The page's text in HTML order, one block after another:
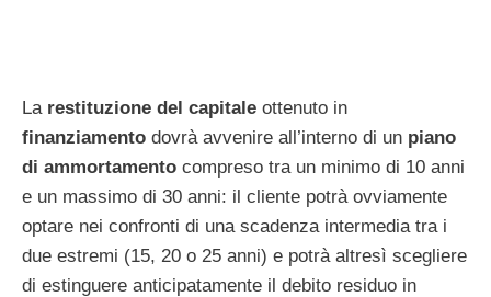
La restituzione del capitale ottenuto in
finanziamento dovrà avvenire all’interno di un piano
di ammortamento compreso tra un minimo di 10 anni
e un massimo di 30 anni: il cliente potrà ovviamente
optare nei confronti di una scadenza intermedia tra i
due estremi (15, 20 o 25 anni) e potrà altresì scegliere
di estinguere anticipatamente il debito residuo in